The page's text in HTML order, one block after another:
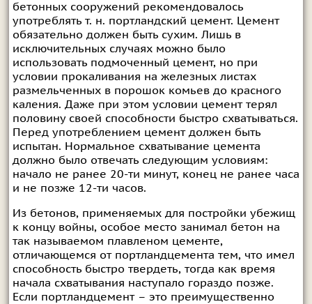
бетонных сооружений рекомендовалось
употреблять т. н. портландский цемент. Цемент
обязательно должен быть сухим. Лишь в
исключительных случаях можно было
использовать подмоченный цемент, но при
условии прокаливания на железных листах
размельченных в порошок комьев до красного
каления. Даже при этом условии цемент терял
половину своей способности быстро схватываться.
Перед употреблением цемент должен быть
испытан. Нормальное схватывание цемента
должно было отвечать следующим условиям:
начало не ранее 20-ти минут, конец не ранее часа
и не позже 12-ти часов.
Из бетонов, применяемых для постройки убежищ
к концу войны, особое место занимал бетон на
так называемом плавленом цементе,
отличающемся от портландцемента тем, что имел
способность быстро твердеть, тогда как время
начала схватывания наступало гораздо позже.
Если портландцемент – это преимущественно